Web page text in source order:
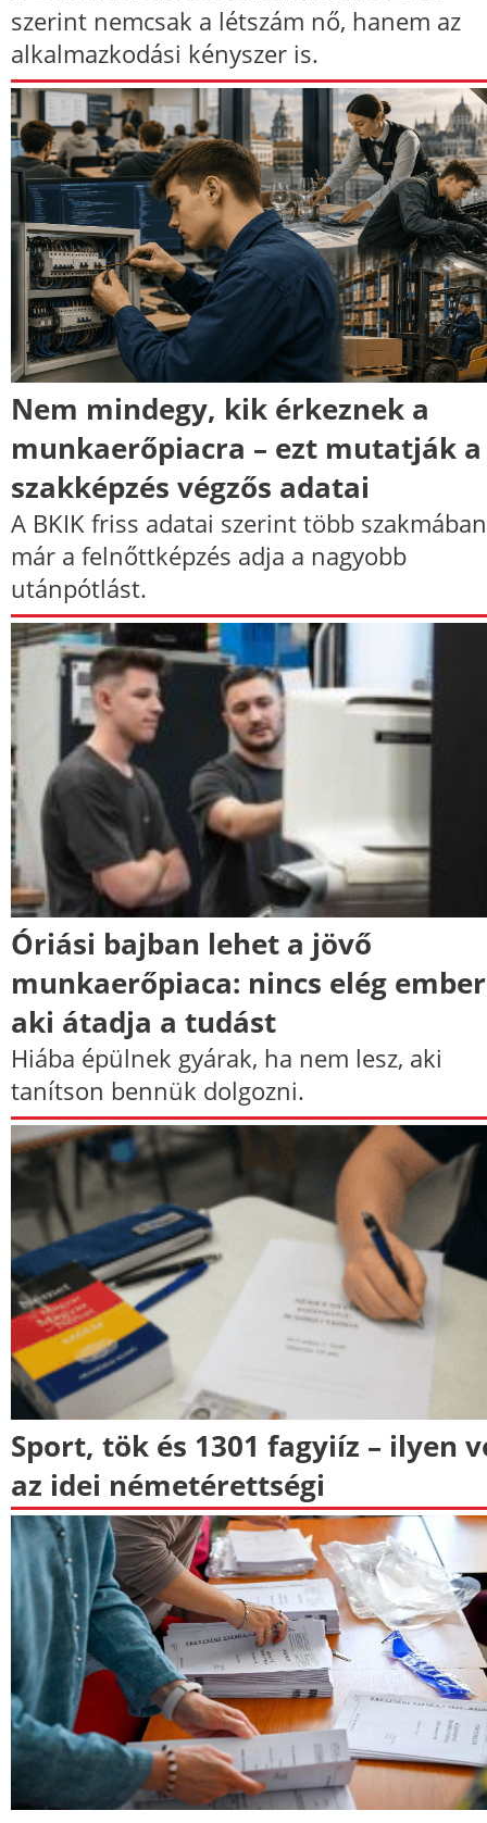
szerint nemcsak a létszám nő, hanem az
alkalmazkodási kényszer is.
Nem mindegy, kik érkeznek a
munkaerőpiacra – ezt mutatják a
szakképzés végzős adatai
A BKIK friss adatai szerint több szakmában
már a felnőttképzés adja a nagyobb
utánpótlást.
Óriási bajban lehet a jövő
munkaerőpiaca: nincs elég
aki átadja a tudást
Hiába épülnek gyárak, ha nem lesz, aki
tanítson bennük dolgozni.
Sport, tök és 1301 fagyiíz – ilyen
az idei németérettségi